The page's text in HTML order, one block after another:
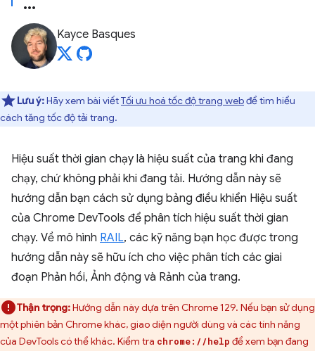
Kayce Basques
Lưu ý:Hãy xem bài viếtTối ưu hoá tốc độ trang webđể tìm hiểu
cách tăng tốc độ tải trang.
Hiệu suất thời gian chạy là hiệu suất của trang khi đang
chạy, chứ không phải khi đang tải. Hướng dẫn này sẽ
hướng dẫn bạn cách sử dụng bảng điều khiển Hiệu suất
của Chrome DevTools để phân tích hiệu suất thời gian
chạy. Về mô hình RAIL, các kỹ năng bạn học được trong
hướng dẫn này sẽ hữu ích cho việc phân tích các giai
đoạn Phản hồi, Ảnh động và Rảnh của trang.
Thận trọng:Hướng dẫn này dựa trên Chrome 129. Nếu bạn sử dụng
một phiên bản Chrome khác, giao diện người dùng và các tính năng
của DevTools có thể khác. Kiểm tra chrome://help để xem bạn đang